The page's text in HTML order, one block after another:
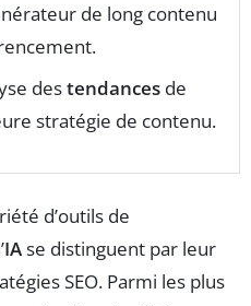
de long contenu
destendances de
stratégie de contenu.
d’outils de
IAse distinguent par leur
SEO. Parmi les plus